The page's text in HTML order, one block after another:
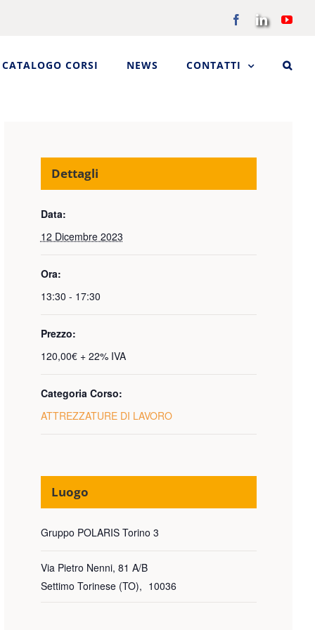
FacebookLinkedIn
CATALOGO CORSI NEWS CONTATTI
Dettagli
Data:
12 Dicembre 2023
Ora:
13:30 - 17:30
Prezzo:
120,00€ + 22% IVA
Categoria Corso:
ATTREZZATURE DI LAVORO
Luogo
Gruppo POLARIS Torino 3
Via Pietro Nenni, 81 A/B
Settimo Torinese (TO), 10036